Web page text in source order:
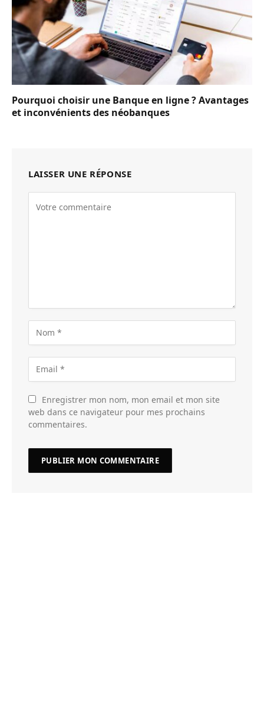
Pourquoi choisir une Banque en ligne ? Avantages
et inconvénients des néobanques
LAISSER UNE RÉPONSE
Enregistrer mon nom, mon email et mon site
web dans ce navigateur pour mes prochains
commentaires.